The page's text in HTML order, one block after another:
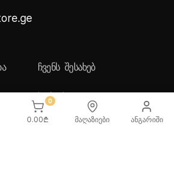
ᲩᲕᲔᲜᲡ ᲨᲔᲡᲐᲮᲔᲑ
სუპერი
სუპერი სათამაშოები
ჩვენი მაღაზიები
0
0.00₾ მაღაზიები ანგარიში